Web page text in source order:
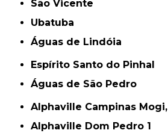
São Vicente
Ubatuba
Águas de Lindóia
Espírito Santo do Pinhal
Águas de São Pedro
Alphaville Campinas Mogi,
Alphaville Dom Pedro 1